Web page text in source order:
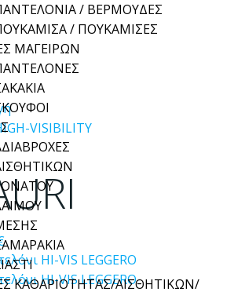
/ ΒΕΡΜΟΥΔΕΣ
/ ΠΟΥΚΑΜΙΣΕΣ
ΜΑΓΕΙΡΩΝ
ΚΑΘΑΡΙΟΤΗΤΑΣ/ΑΙΣΘΗΤΙΚΩΝ/
Αυτό
το
προϊόν
έχει
πολλαπλές
παραλλαγές.
Οι
επιλογές
μπορούν
να
VISIBILITY